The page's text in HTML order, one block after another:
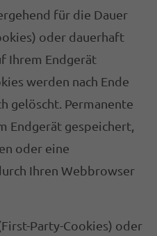
für die Dauer
oder dauerhaft
Ihrem Endgerät
werden nach Ende
gelöscht. Permanente
Endgerät gespeichert,
oder eine
Ihren Webbrowser
Party-Cookies) oder